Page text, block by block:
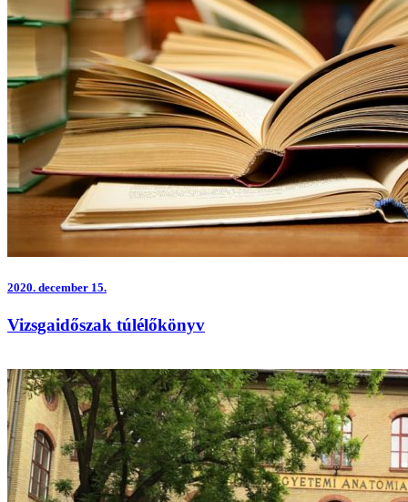
2020. december 15.
Vizsgaidőszak túlélőkönyv